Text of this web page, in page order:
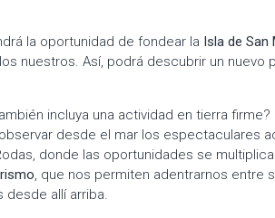
la oportunidad de fondear la Isla de San
nuestros. Así, podrá descubrir un nuevo
incluya una actividad en tierra
desde el mar los espectaculares
donde las oportunidades se
, que nos permiten adentrarnos entre
desde allí arriba.